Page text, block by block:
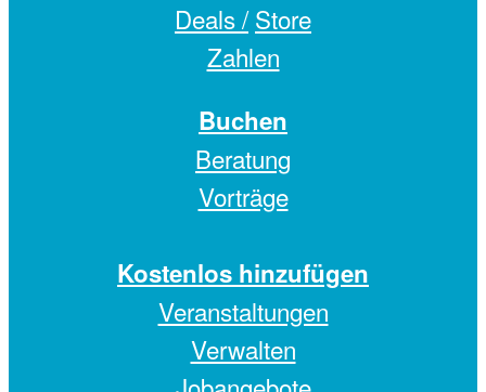
Deals / Store
Zahlen
Buchen
Beratung
Vorträge
Kostenlos hinzufügen
Veranstaltungen
Verwalten